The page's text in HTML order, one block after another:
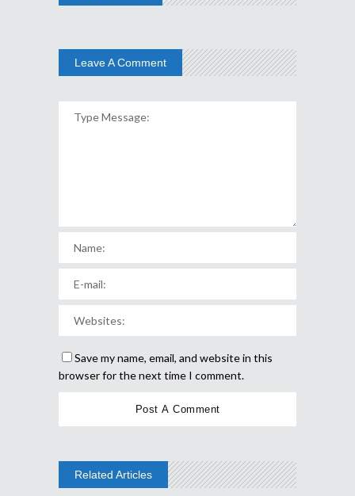
Leave A Comment
Save my name, email, and website in this
browser for the next time I comment.
Related Articles